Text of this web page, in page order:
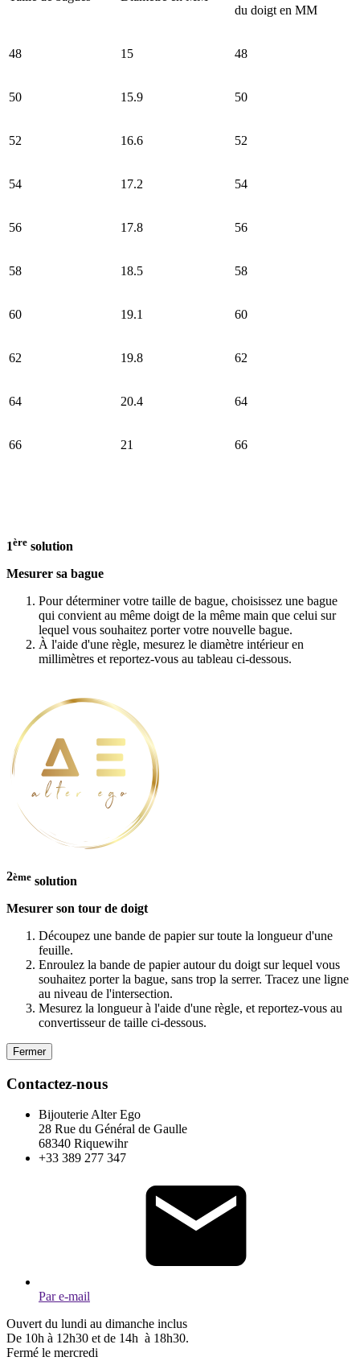
du doigt en MM
48 15 48
50 15.9 50
52 16.6 52
54 17.2 54
56 17.8 56
58 18.5 58
60 19.1 60
62 19.8 62
64 20.4 64
66 21 66
1ère solution
Mesurer sa bague
Pour déterminer votre taille de bague, choisissez une bague
qui convient au même doigt de la même main que celui sur
lequel vous souhaitez porter votre nouvelle bague.
À l'aide d'une règle, mesurez le diamètre intérieur en
millimètres et reportez-vous au tableau ci-dessous.
2ème solution
Mesurer son tour de doigt
Découpez une bande de papier sur toute la longueur d'une
feuille.
Enroulez la bande de papier autour du doigt sur lequel vous
souhaitez porter la bague, sans trop la serrer. Tracez une ligne
au niveau de l'intersection.
Mesurez la longueur à l'aide d'une règle, et reportez-vous au
convertisseur de taille ci-dessous.
Fermer
Contactez-nous
Bijouterie Alter Ego
28 Rue du Général de Gaulle
68340 Riquewihr
+33 389 277 347
Par e-mail
Ouvert du lundi au dimanche inclus
De 10h à 12h30 et de 14h à 18h30.
Fermé le mercredi